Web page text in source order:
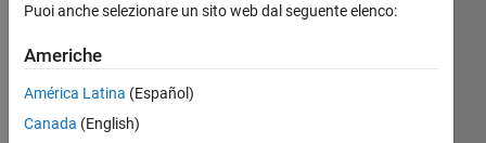
Attivo
Following:
Puoi anche selezionare un sito web dal seguente elenco:
Americhe
América Latina (Español)
Canada (English)